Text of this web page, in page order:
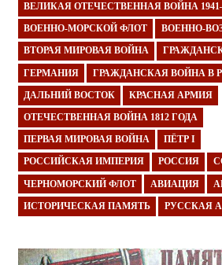
ВЕЛИКАЯ ОТЕЧЕСТВЕННАЯ ВОЙНА
ВОЕННО-МОРСКОЙ ФЛОТ ВОЕННО-
ВТОРАЯ МИРОВАЯ ВОЙНА
ГЕРМАНИЯ ГРАЖДАНСКАЯ ВОЙНА В
ДАЛЬНИЙ ВОСТОК КРАСНАЯ АРМИЯ
ОТЕЧЕСТВЕННАЯ ВОЙНА 1812 ГОДА
ПЕРВАЯ МИРОВАЯ ВОЙНА ПЁТР I
РОССИЙСКАЯ ИМПЕРИЯ РОССИЯ
ЧЕРНОМОРСКИЙ ФЛОТ АВИАЦИЯ
ИСТОРИЧЕСКАЯ ПАМЯТЬ РУССКАЯ